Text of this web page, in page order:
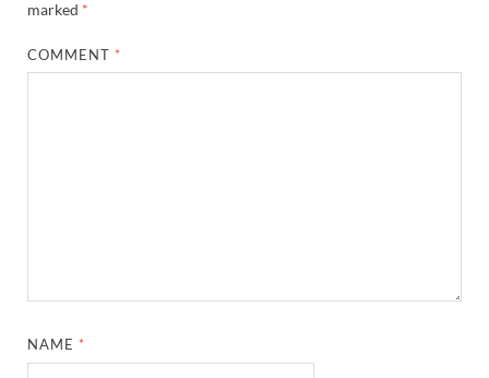
marked *
COMMENT *
NAME *